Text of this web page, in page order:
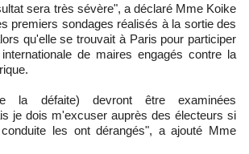
sera très sévère", a déclaré Mme Koike
premiers sondages réalisés à la sortie des
qu'elle se trouvait à Paris pour participer
de maires engagés contre la
la défaite) devront être examinées
je dois m'excuser auprès des électeurs si
les ont dérangés", a ajouté Mme